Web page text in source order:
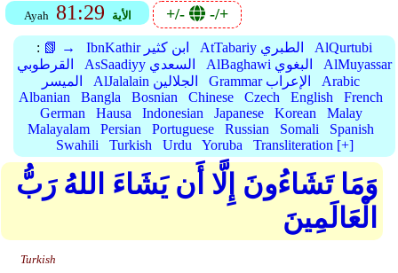
Ayah 81:29 الأية +/- -/+
: 📗 → IbnKathir ابن كثير AtTabariy الطبري
AlQurtubi
القرطوبي
AsSaadiyy السعدي AlBaghawi البغوي
AlMuyassar
الميسر
AlJalalain الجلالين Grammar الإعراب
Arabic
Albanian
Bangla Bosnian Chinese Czech English
French
German
Hausa Indonesian Japanese Korean
Malay
Malayalam
Persian Portuguese Russian Somali
Spanish
Swahili
Turkish Urdu Yoruba Transliteration [+]
وَمَا تَشَاءُونَ إِلَّا أَن يَشَاءَ اللهُ رَبُّ
الْعَالَمِينَ
Turkish